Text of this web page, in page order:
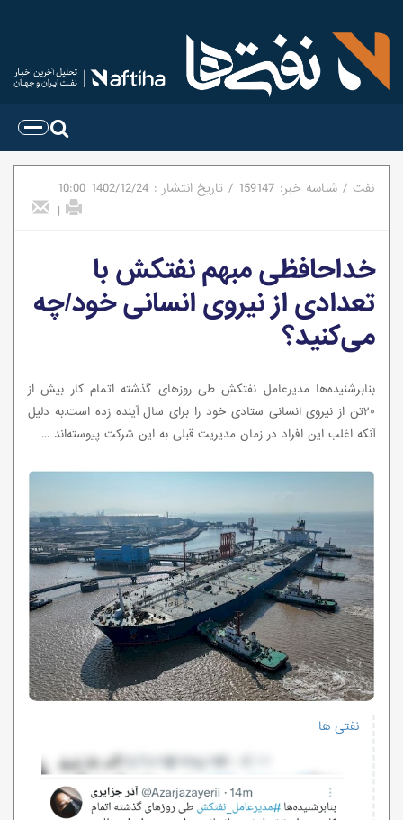
نفت / شناسه خبر: 159147
/ تاریخ انتشار : 1402/12/24
10:00
|
خداحافظی مبهم نفتکش با
تعدادی از نیروی انسانی خود/چه
می‌کنید؟
بنابرشنیده‌ها مدیرعامل نفتکش طی روزهای گذشته اتمام کار بیش از
۲۰تن از نیروی انسانی ستادی خود را برای سال آینده زده است.به دلیل
آنکه اغلب این افراد در زمان مدیریت قبلی به این شرکت پیوسته‌اند ...
نفتی ها